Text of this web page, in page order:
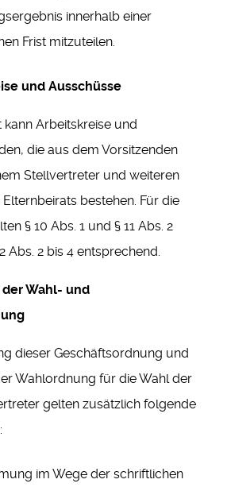
innerhalb einer
Frist mitzuteilen.
und Ausschüsse
kann Arbeitskreise und
die aus dem Vorsitzenden
Stellvertreter und weiteren
bestehen. Für die
§ 10 Abs. 1 und § 11 Abs. 2
Abs. 2 bis 4 entsprechend.
Wahl- und
dieser Geschäftsordnung und
Wahlordnung für die Wahl der
gelten zusätzlich folgende
im Wege der schriftlichen